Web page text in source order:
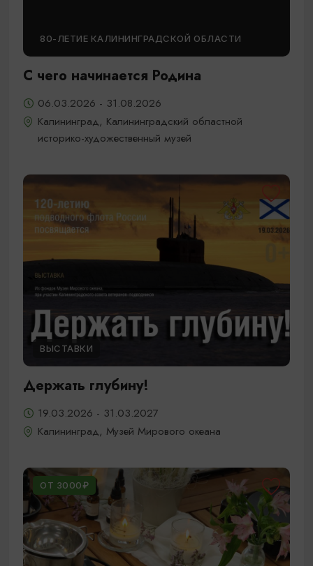
80-ЛЕТИЕ КАЛИНИНГРАДСКОЙ ОБЛАСТИ
С чего начинается Родина
06.03.2026 - 31.08.2026
Калининград, Калининградский областной
историко-художественный музей
ВЫСТАВКИ
Держать глубину!
19.03.2026 - 31.03.2027
Калининград, Музей Мирового океана
ОТ 3000₽